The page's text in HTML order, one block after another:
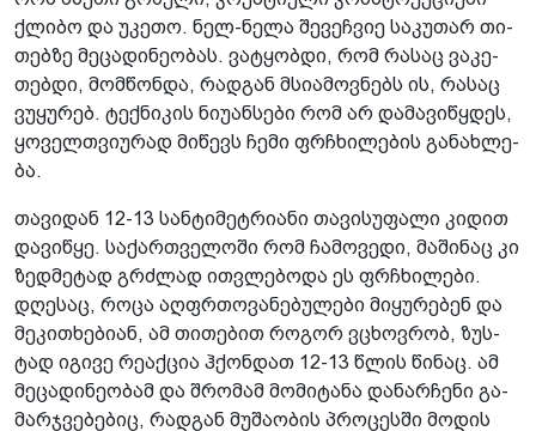
ქლი­ბო და უკე­თო. ნელ-ნელა შე­ვეჩ­ვიე სა­კუ­თარ თი­
თებ­ზე მე­ცა­დი­ნე­ო­ბას. ვა­ტყობ­დი, რომ რა­საც ვა­კე­
თებ­დი, მომ­წონ­და, რად­გან მსი­ა­მოვ­ნებს ის, რა­საც
ვუ­ყუ­რებ. ტექ­ნი­კის ნი­უ­ან­სე­ბი რომ არ და­მა­ვი­წყდეს,
ყო­ველ­თვი­უ­რად მი­წევს ჩემი ფრჩხი­ლე­ბის გა­ნახ­ლე­
ბა.
თა­ვი­დან 12-13 სან­ტი­მეტ­რი­ა­ნი თა­ვი­სუ­ფა­ლი კი­დით
და­ვი­წყე. სა­ქარ­თვე­ლო­ში რომ ჩა­მო­ვე­დი, მა­ში­ნაც კი
ზედ­მე­ტად გრძლად ით­ვლე­ბო­და ეს ფრჩხი­ლე­ბი.
დღე­საც, როცა აღ­ფრთო­ვა­ნე­ბუ­ლე­ბი მი­ყუ­რე­ბენ და
მე­კი­თხე­ბი­ან, ამ თი­თე­ბით რო­გორ ვცხოვ­რობ, ზუს­
ტად იგი­ვე რე­აქ­ცია ჰქონ­დათ 12-13 წლის წი­ნაც. ამ
მე­ცა­დი­ნე­ო­ბამ და შრო­მამ მო­მი­ტა­ნა და­ნარ­ჩე­ნი გა­
მარ­ჯვე­ბე­ბიც, რად­გან მუ­შა­ო­ბის პრო­ცეს­ში მო­დის